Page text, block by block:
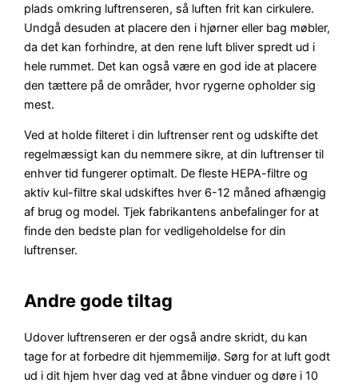
plads omkring luftrenseren, så luften frit kan cirkulere.
Undgå desuden at placere den i hjørner eller bag møbler,
da det kan forhindre, at den rene luft bliver spredt ud i
hele rummet. Det kan også være en god ide at placere
den tættere på de områder, hvor rygerne opholder sig
mest.
Ved at holde filteret i din luftrenser rent og udskifte det
regelmæssigt kan du nemmere sikre, at din luftrenser til
enhver tid fungerer optimalt. De fleste HEPA-filtre og
aktiv kul-filtre skal udskiftes hver 6-12 måned afhængig
af brug og model. Tjek fabrikantens anbefalinger for at
finde den bedste plan for vedligeholdelse for din
luftrenser.
Andre gode tiltag
Udover luftrenseren er der også andre skridt, du kan
tage for at forbedre dit hjemmemiljø. Sørg for at luft godt
ud i dit hjem hver dag ved at åbne vinduer og døre i 10